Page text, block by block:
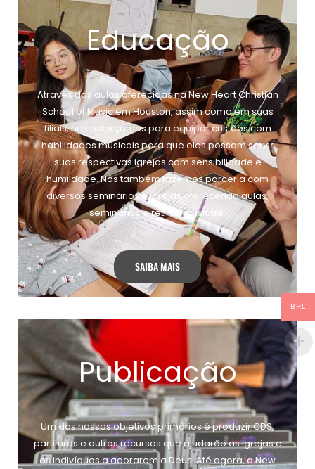
Educação
Através das aulas oferecidas na New Heart Christian
School of Music em Houston, assim como em suas
filiais, nos esforçamos para equipar cristãos com
habilidades musicais para que eles possam servir
suas respectivas igrejas com sensibilidade e
humildade. Nós também fazemos parceria com
diversos seminários e igrejas oferecendo aulas,
seminários e retiros musicais.
SAIBA MAIS
Publicação
Um dos nossos objetivos primários é produzir CDS,
partituras e outros recursos que ajudarão as igrejas e
os indivíduos a adorarem a Deus. Até agora, a New
BRL